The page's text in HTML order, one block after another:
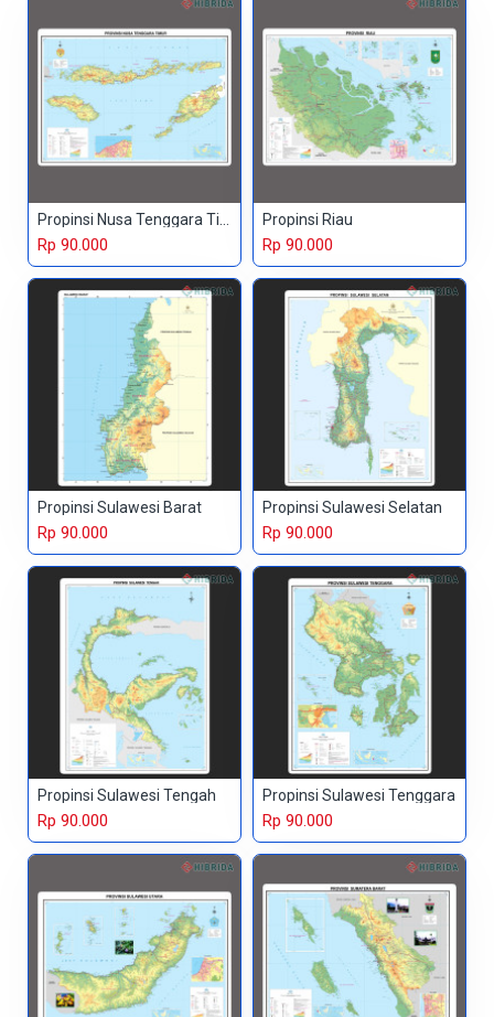
Propinsi Nusa Tenggara Timur
Rp 90.000
Propinsi Riau
Rp 90.000
Propinsi Sulawesi Barat
Rp 90.000
Propinsi Sulawesi Selatan
Rp 90.000
Propinsi Sulawesi Tengah
Rp 90.000
Propinsi Sulawesi Tenggara
Rp 90.000